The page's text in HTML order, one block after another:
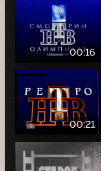
00:16
00:21